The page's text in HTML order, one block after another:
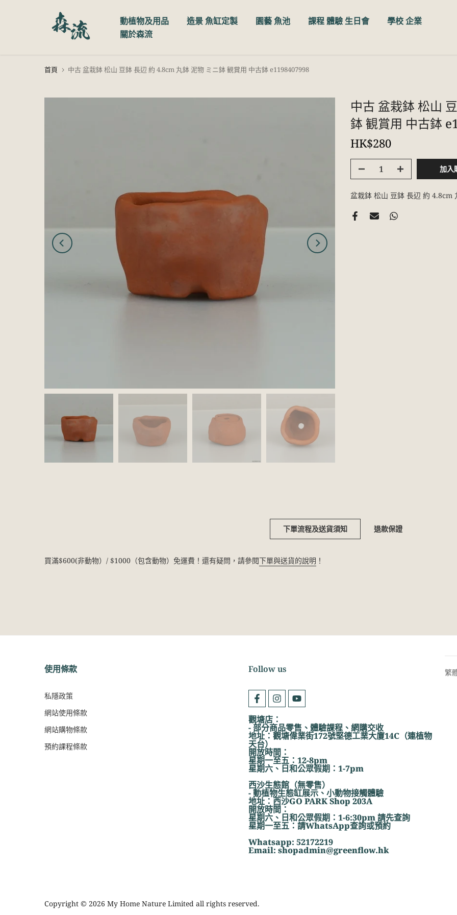
動植物及用品 造景 魚缸定製 園藝 魚池 課程 體驗 生日會
學校 企業
關於森流
首頁 中古 盆栽鉢 松山 豆鉢 長辺 約 4.8cm 丸鉢 泥物 ミニ鉢 観賞用 中古鉢 e1198407998
中古 盆栽鉢 松山
鉢 観賞用 中古鉢
HK$280
加入
盆栽鉢 松山 豆鉢 長辺 約 4.8cm
下單流程及送貨須知 退款保證
買滿$600(非動物）/ $1000（包含動物）免運費！還有疑問，請參閱下單與送貨的說明 ！
使用條款
私隱政策
網站使用條款
網站購物條款
預約課程條款
Follow us
觀塘店：
- 部分商品零售、體驗課程、網購交收
地址：觀塘偉業街172號堅德工業大廈14C（連植物
天台）
開放時間：
星期一至五：12-8pm
星期六、日和公眾假期：1-7pm
西沙生態館（無零售）
- 動植物生態缸展示、小動物接觸體驗
地址：西沙GO PARK Shop 203A
開放時間：
星期六、日和公眾假期：1-6:30pm 請先查詢
星期一至五：請WhatsApp查詢或預約
Whatsapp: 52172219
Email: shopadmin@greenflow.hk
繁
Copyright © 2026 My Home Nature Limited all rights reserved.